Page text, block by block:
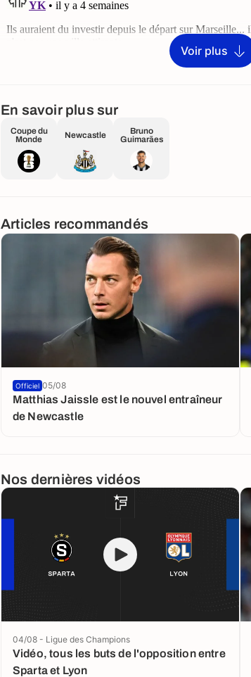
Voir plus
En savoir plus sur
Coupe du
Monde
Newcastle
Bruno
Guimarães
Articles recommandés
Matthias Jaissle est le nouvel entraîneur
de Newcastle
Officiel 05/08
Nos dernières vidéos
Vidéo, tous les buts de l'opposition entre
Sparta et Lyon
04/08 - Ligue des Champions